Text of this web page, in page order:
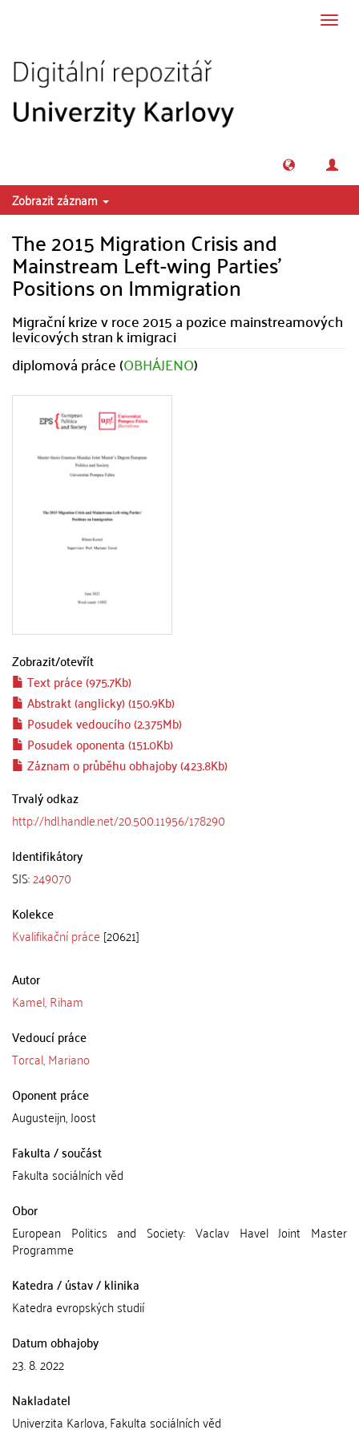
Zobrazit záznam
The 2015 Migration Crisis and
Mainstream Left-wing Parties'
Positions on Immigration
Migrační krize v roce 2015 a pozice mainstreamových
levicových stran k imigraci
diplomová práce (OBHÁJENO)
Zobrazit/otevřít
Text práce (975.7Kb)
Abstrakt (anglicky) (150.9Kb)
Posudek vedoucího (2.375Mb)
Posudek oponenta (151.0Kb)
Záznam o průběhu obhajoby (423.8Kb)
Trvalý odkaz
http://hdl.handle.net/20.500.11956/178290
Identifikátory
SIS:249070
Kolekce
Kvalifikační práce [20621]
Autor
Kamel, Riham
Vedoucí práce
Torcal, Mariano
Oponent práce
Augusteijn, Joost
Fakulta / součást
Fakulta sociálních věd
Obor
European Politics and Society: Vaclav Havel Joint Master
Programme
Katedra / ústav / klinika
Katedra evropských studií
Datum obhajoby
23. 8. 2022
Nakladatel
Univerzita Karlova, Fakulta sociálních věd